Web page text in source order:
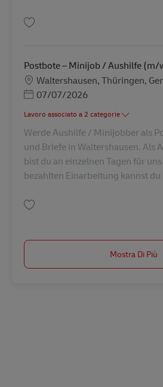
Postbote – Minijob / Aushilfe (m/
SedeWaltershausen, Thüringen,
Posted Date
07/07/2026
Lavoro associato a 2 categorie
Werde Aushilfe / Minijobber als
und Briefe in Waltershausen. Als
bist du an einzelnen Tagen für
bezahlten Einarbeitung kannst du
Mostra Di Più